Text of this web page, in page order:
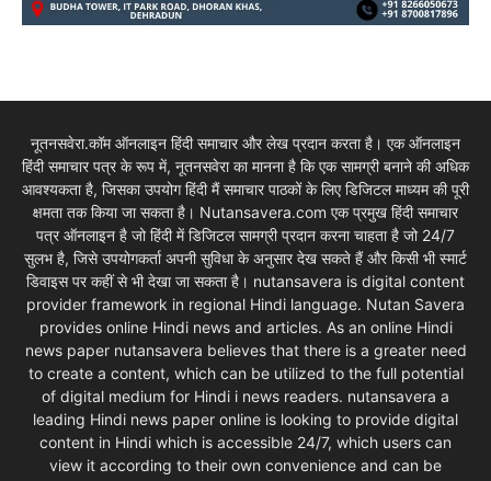
नूतनसवेरा.कॉम ऑनलाइन हिंदी समाचार और लेख प्रदान करता है। एक ऑनलाइन
हिंदी समाचार पत्र के रूप में, नूतनसवेरा का मानना है कि एक सामग्री बनाने की अधिक
आवश्यकता है, जिसका उपयोग हिंदी मैं समाचार पाठकों के लिए डिजिटल माध्यम की पूरी
क्षमता तक किया जा सकता है। Nutansavera.com एक प्रमुख हिंदी समाचार
पत्र ऑनलाइन है जो हिंदी में डिजिटल सामग्री प्रदान करना चाहता है जो 24/7
सुलभ है, जिसे उपयोगकर्ता अपनी सुविधा के अनुसार देख सकते हैं और किसी भी स्मार्ट
डिवाइस पर कहीं से भी देखा जा सकता है। nutansavera is digital content
provider framework in regional Hindi language. Nutan Savera
provides online Hindi news and articles. As an online Hindi
news paper nutansavera believes that there is a greater need
to create a content, which can be utilized to the full potential
of digital medium for Hindi i news readers. nutansavera a
leading Hindi news paper online is looking to provide digital
content in Hindi which is accessible 24/7, which users can
view it according to their own convenience and can be